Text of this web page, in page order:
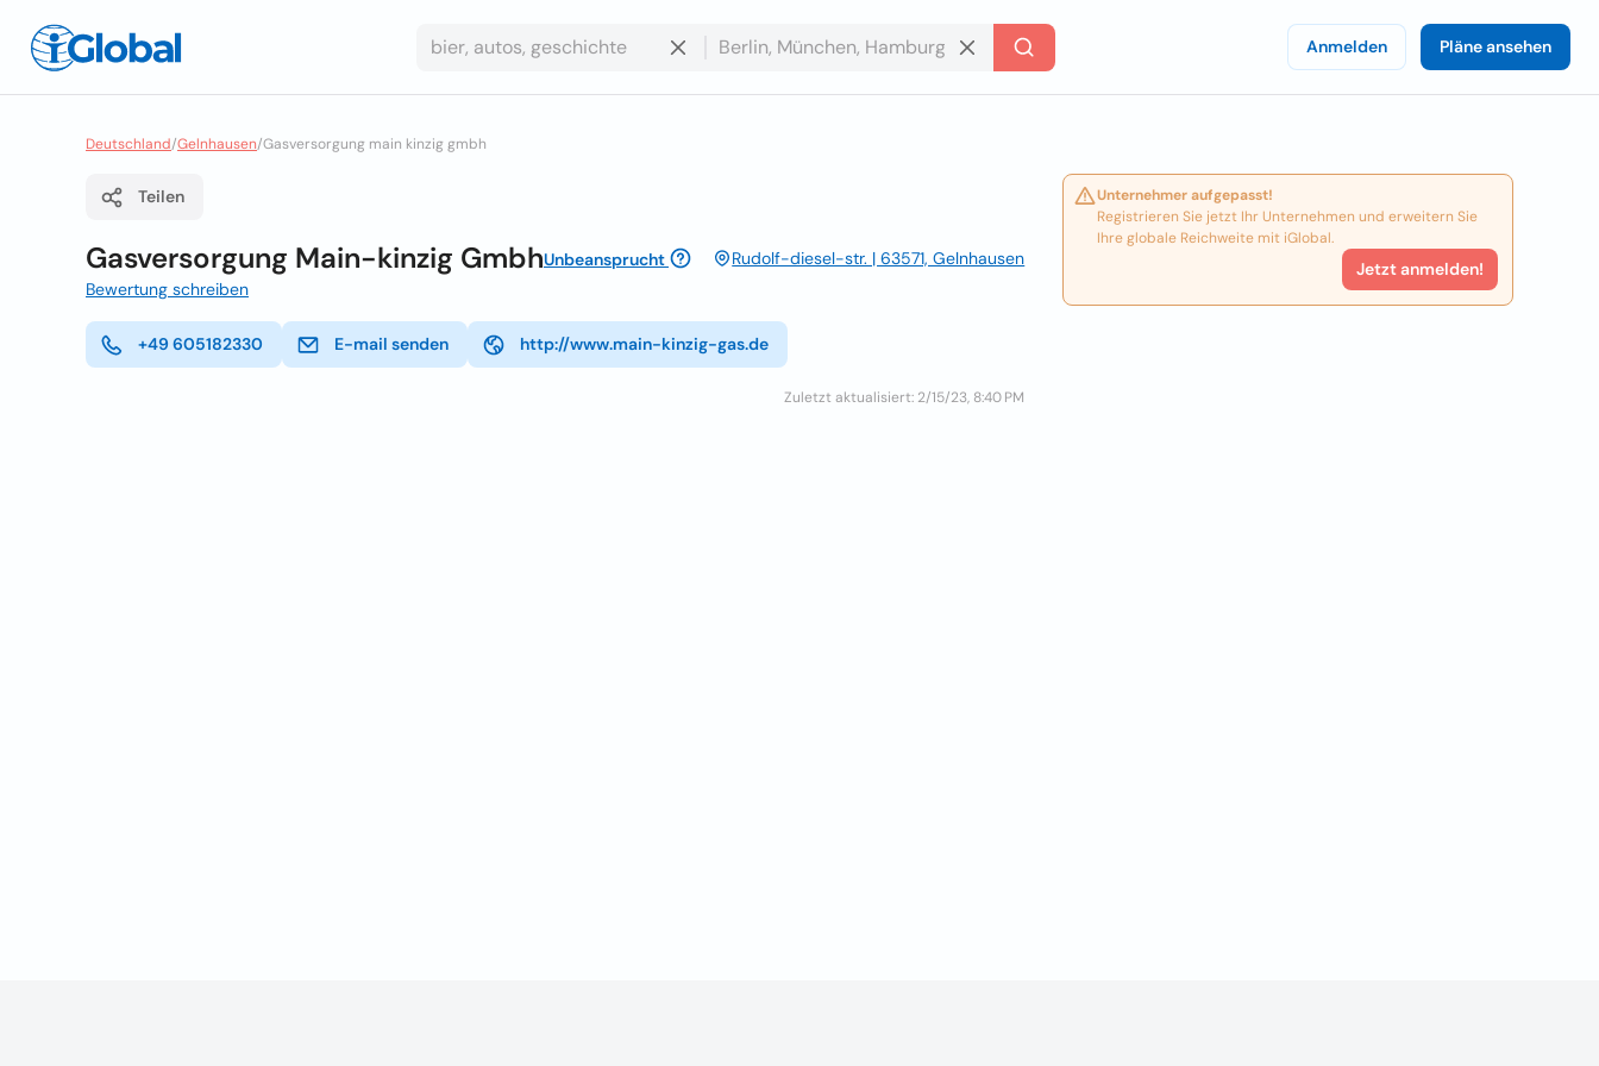
Anmelden Pläne ansehen
Deutschland/Gelnhausen/Gasversorgung main kinzig gmbh
Teilen
Gasversorgung Main-kinzig GmbhUnbeansprucht
Rudolf-diesel-str. | 63571, Gelnhausen
Bewertung schreiben
+49 605182330 E-mail senden http://www.main-kinzig-gas.de
Zuletzt aktualisiert: 2/15/23, 8:40 PM
Unternehmer aufgepasst!
Registrieren Sie jetzt Ihr Unternehmen und erweitern Sie
Ihre globale Reichweite mit iGlobal.
Jetzt anmelden!